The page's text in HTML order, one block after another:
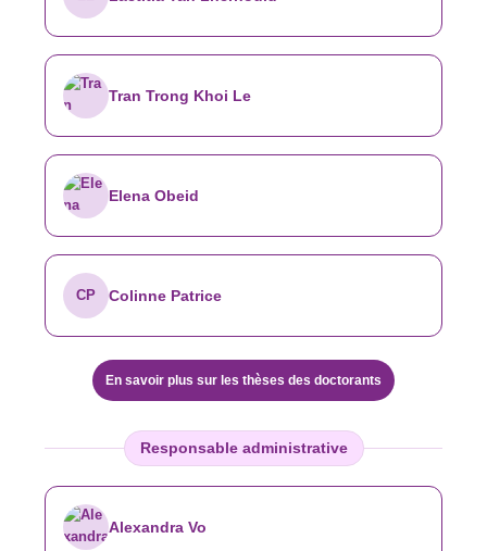
Tran Trong Khoi Le
Elena Obeid
CP Colinne Patrice
En savoir plus sur les thèses des doctorants
Responsable administrative
Alexandra Vo